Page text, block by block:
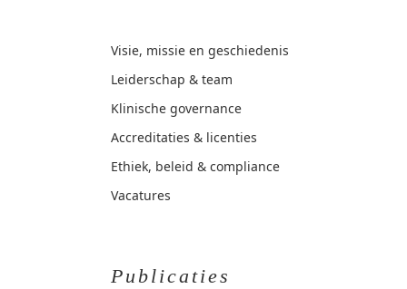
Visie, missie en geschiedenis
Leiderschap & team
Klinische governance
Accreditaties & licenties
Ethiek, beleid & compliance
Vacatures
Publicaties